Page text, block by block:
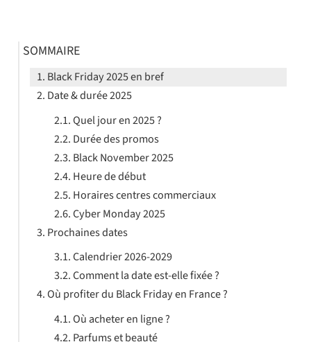
SOMMAIRE
Black Friday 2025 en bref
Date & durée 2025
Quel jour en 2025 ?
Durée des promos
Black November 2025
Heure de début
Horaires centres commerciaux
Cyber Monday 2025
Prochaines dates
Calendrier 2026-2029
Comment la date est-elle fixée ?
Où profiter du Black Friday en France ?
Où acheter en ligne ?
Parfums et beauté